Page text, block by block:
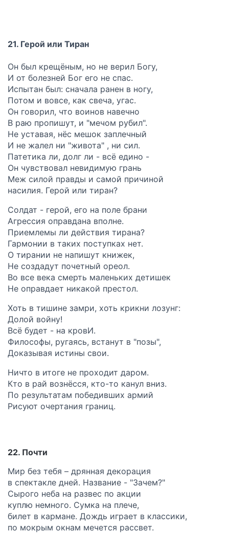
21. Герой или Тиран
Он был крещёным, но не верил Богу,
И от болезней Бог его не спас.
Испытан был: сначала ранен в ногу,
Потом и вовсе, как свеча, угас.
Он говорил, что воинов навечно
В раю пропишут, и "мечом рубил".
Не уставая, нёс мешок заплечный
И не жалел ни "живота" , ни сил.
Патетика ли, долг ли - всё едино -
Он чувствовал невидимую грань
Меж силой правды и самой причиной
насилия. Герой или тиран?
Солдат - герой, его на поле брани
Агрессия оправдана вполне.
Приемлемы ли действия тирана?
Гармонии в таких поступках нет.
О тирании не напишут книжек,
Не создадут почетный ореол.
Во все века смерть маленьких детишек
Не оправдает никакой престол.
Хоть в тишине замри, хоть крикни лозунг:
Долой войну!
Всё будет - на кровИ.
Философы, ругаясь, встанут в "позы",
Доказывая истины свои.
Ничто в итоге не проходит даром.
Кто в рай вознёсся, кто-то канул вниз.
По результатам победивших армий
Рисуют очертания границ.
22. Почти
Мир без тебя – дрянная декорация
в спектакле дней. Название - "Зачем?"
Сырого неба на развес по акции
куплю немного. Сумка на плече,
билет в кармане. Дождь играет в классики,
по мокрым окнам мечется рассвет.